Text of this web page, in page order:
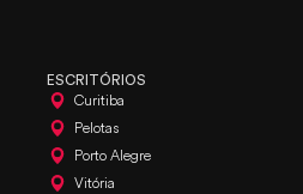
ESCRITÓRIOS
Curitiba
Pelotas
Porto Alegre
Vitória